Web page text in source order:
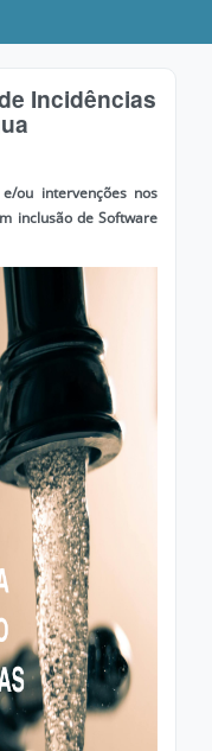
Incidências
ou intervenções nos
inclusão de Software